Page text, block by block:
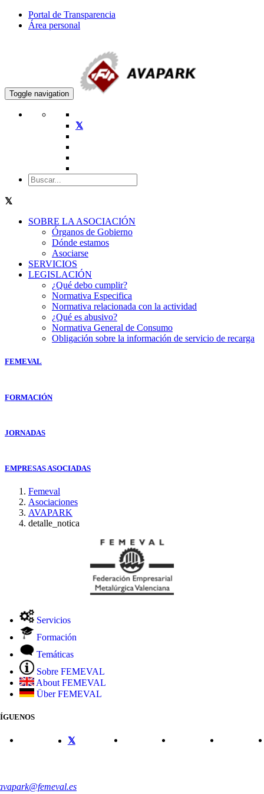
Portal de Transparencia
Área personal
Toggle navigation
SOBRE LA ASOCIACIÓN
Órganos de Gobierno
Dónde estamos
Asociarse
SERVICIOS
LEGISLACIÓN
¿Qué debo cumplir?
Normativa Especifica
Normativa relacionada con la actividad
¿Qué es abusivo?
Normativa General de Consumo
Obligación sobre la información de servicio de recarga
FEMEVAL
FORMACIÓN
JORNADAS
EMPRESAS ASOCIADAS
Femeval
Asociaciones
AVAPARK
detalle_notica
Servicios
Formación
Temáticas
Sobre FEMEVAL
About FEMEVAL
Über FEMEVAL